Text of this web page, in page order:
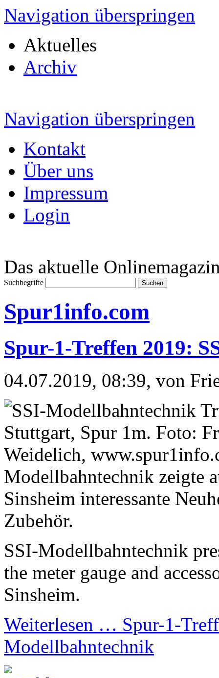
Navigation überspringen
Aktuelles
Archiv
Navigation überspringen
Kontakt
Über uns
Impressum
Login
Das aktuelle
Suchbegriffe
Spur1info.com
Spur-1-Treffen 2019:
04.07.2019, 08:39, von
Modellbahntechnik zeigte
Sinsheim interessante
Zubehör.
SSI-Modellbahntechnik
the meter gauge and
Sinsheim.
Weiterlesen … Spur-1-
Modellbahntechnik